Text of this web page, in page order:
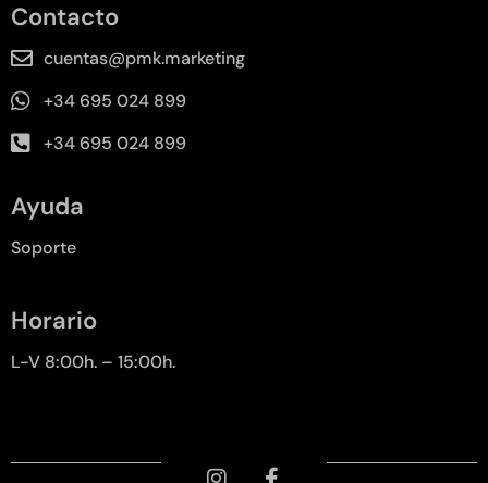
Contacto
cuentas@pmk.marketing
+34 695 024 899
+34 695 024 899
Ayuda
Soporte
Horario
L-V 8:00h. – 15:00h.